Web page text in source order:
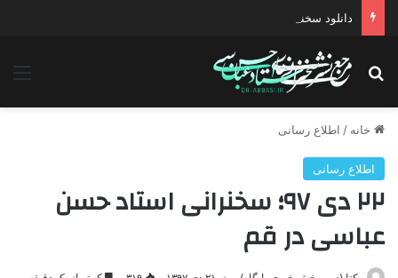
دانلود سخنرانی استاد حسن عباسی با موضوع چهار انتخاب ۱۴۰۰
جستجو برای
خانه / اطلاع رسانی
اطلاع رسانی
۲۲ دی ۹۷؛ سخنرانی استاد حسن
عباسی در قم